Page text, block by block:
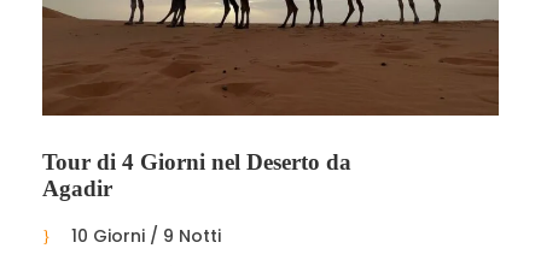
Tour di 4 Giorni nel Deserto da
Agadir
10 Giorni / 9 Notti